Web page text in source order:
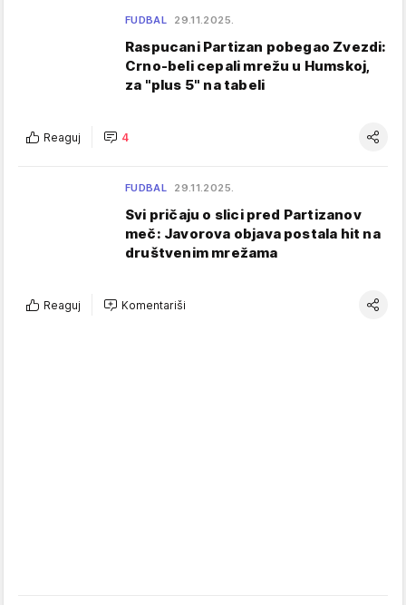
FUDBAL 29.11.2025.
Raspucani Partizan pobegao Zvezdi:
Crno-beli cepali mrežu u Humskoj,
za "plus 5" na tabeli
Reaguj 4
FUDBAL 29.11.2025.
Svi pričaju o slici pred Partizanov
meč: Javorova objava postala hit na
društvenim mrežama
Reaguj Komentariši